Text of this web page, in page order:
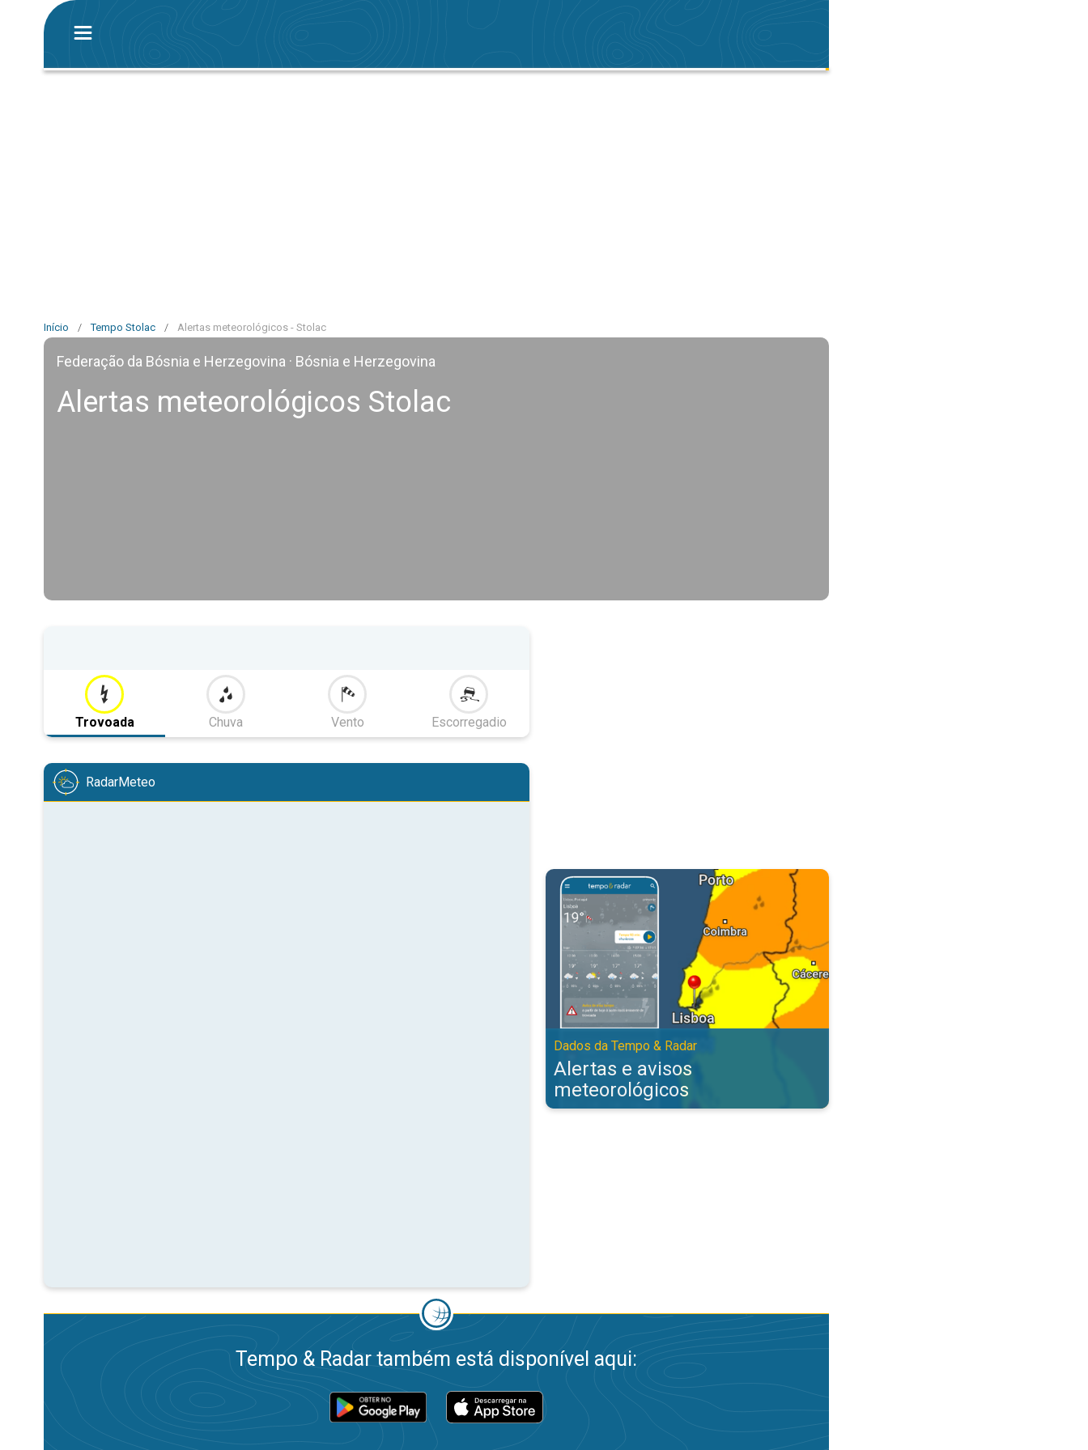
Início / Tempo Stolac / Alertas meteorológicos - Stolac
Federação da Bósnia e Herzegovina · Bósnia e Herzegovina
Alertas meteorológicos Stolac
Trovoada Chuva Vento Escorregadio
RadarMeteo
Alertas e avisos meteorológicos. Dados da Tempo & Radar. . .
Dados da Tempo & Radar
Alertas e avisos
meteorológicos
Tempo & Radar também está disponível aqui: